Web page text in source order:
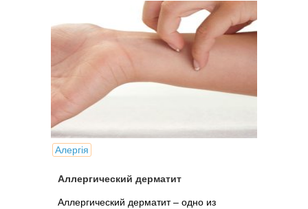
Алергія
Аллергический дерматит
Аллергический дерматит – одно из